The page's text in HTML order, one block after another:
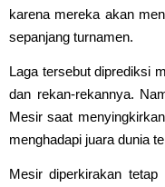
karena mereka akan
sepanjang turnamen.
Laga tersebut diprediksi
dan rekan-rekannya.
Mesir saat
menghadapi juara dunia
Mesir diperkirakan tetap